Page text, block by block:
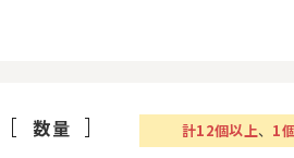
数量 計12個以上、 1